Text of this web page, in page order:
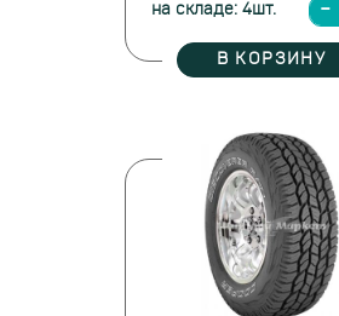
на складе: 4шт.
В КОРЗИНУ